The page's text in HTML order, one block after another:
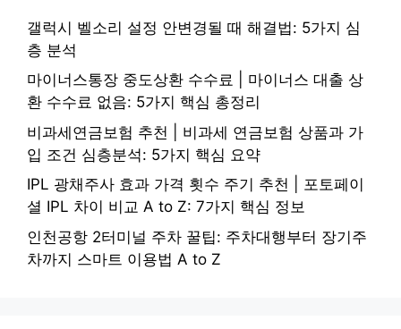
갤럭시 벨소리 설정 안변경될 때 해결법: 5가지 심
층 분석
마이너스통장 중도상환 수수료 | 마이너스 대출 상
환 수수료 없음: 5가지 핵심 총정리
비과세연금보험 추천 | 비과세 연금보험 상품과 가
입 조건 심층분석: 5가지 핵심 요약
IPL 광채주사 효과 가격 횟수 주기 추천 | 포토페이
셜 IPL 차이 비교 A to Z: 7가지 핵심 정보
인천공항 2터미널 주차 꿀팁: 주차대행부터 장기주
차까지 스마트 이용법 A to Z